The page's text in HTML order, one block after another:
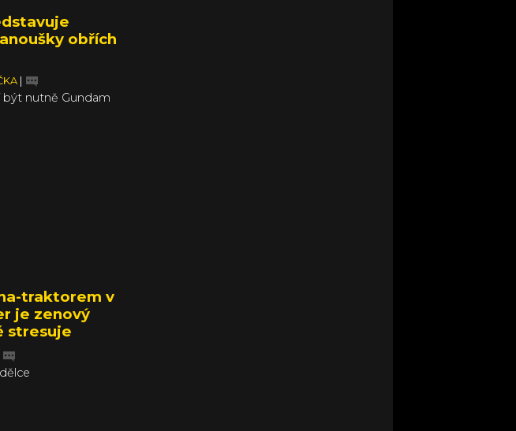
obřích
nutně Gundam
traktorem v
je zenový
stresuje